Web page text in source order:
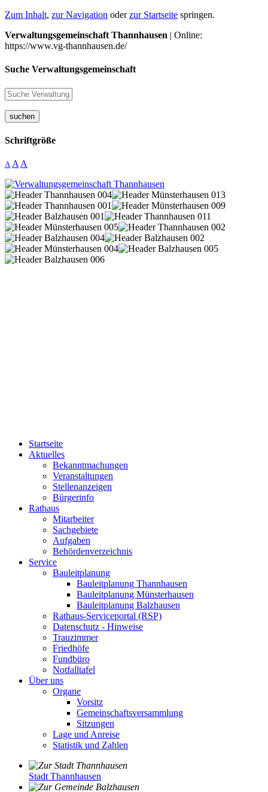
Zum Inhalt, zur Navigation oderzur Startseite springen.
Verwaltungsgemeinschaft Thannhausen | Online:
https://www.vg-thannhausen.de/
Suche Verwaltungsgemeinschaft
suchen
Schriftgröße
A A A
Startseite
Aktuelles
Bekanntmachungen
Veranstaltungen
Stellenanzeigen
Bürgerinfo
Rathaus
Mitarbeiter
Sachgebiete
Aufgaben
Behördenverzeichnis
Service
Bauleitplanung
Bauleitplanung Thannhausen
Bauleitplanung Münsterhausen
Bauleitplanung Balzhausen
Rathaus-Serviceportal (RSP)
Datenschutz - Hinweise
Trauzimmer
Friedhöfe
Fundbüro
Notfalltafel
Über uns
Organe
Vorsitz
Gemeinschaftsversammlung
Sitzungen
Lage und Anreise
Statistik und Zahlen
Stadt Thannhausen